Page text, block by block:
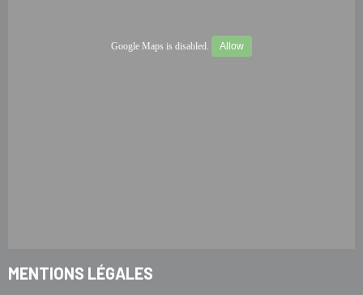
Google Maps is disabled. Allow
MENTIONS LÉGALES